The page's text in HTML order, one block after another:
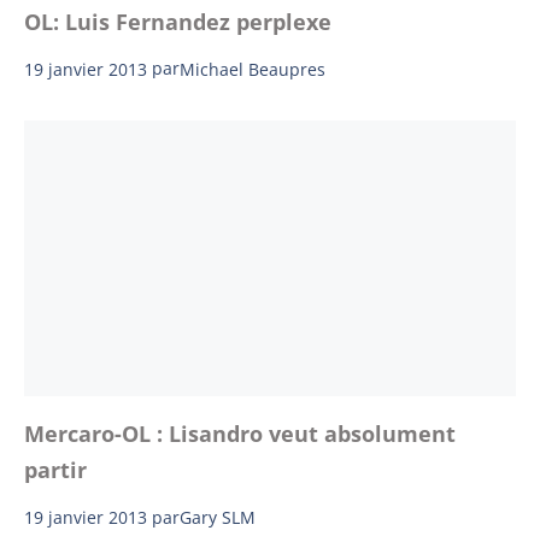
OL: Luis Fernandez perplexe
19 janvier 2013 parMichael Beaupres
Mercaro-OL : Lisandro veut absolument
partir
19 janvier 2013 parGary SLM